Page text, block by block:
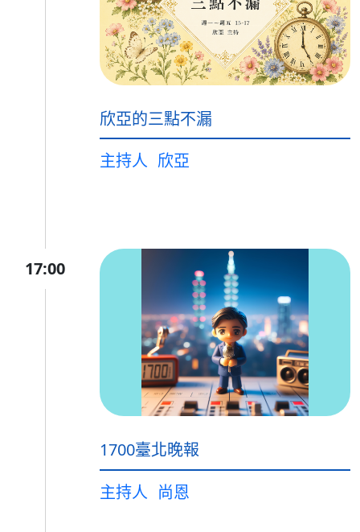
欣亞的三點不漏
主持人 欣亞
17:00
1700臺北晚報
主持人 尚恩